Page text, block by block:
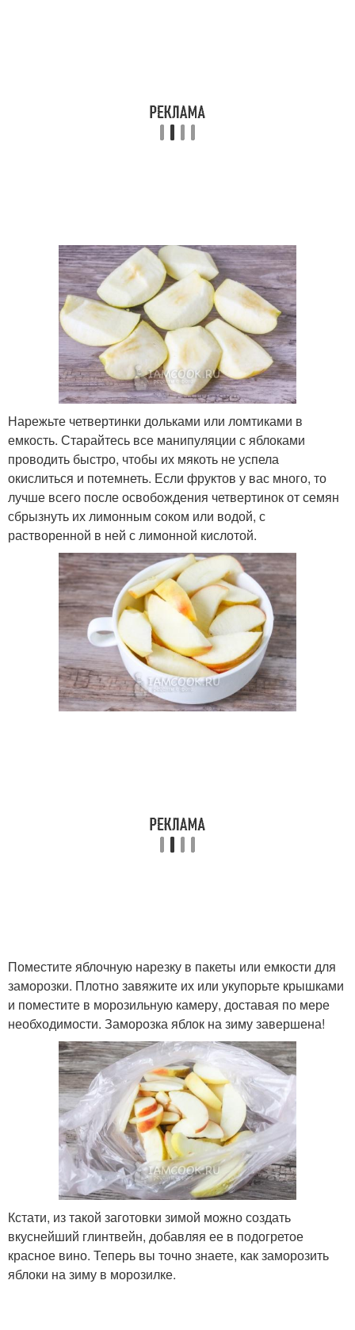
Нарежьте четвертинки дольками или ломтиками в
емкость. Старайтесь все манипуляции с яблоками
проводить быстро, чтобы их мякоть не успела
окислиться и потемнеть. Если фруктов у вас много, то
лучше всего после освобождения четвертинок от семян
сбрызнуть их лимонным соком или водой, с
растворенной в ней с лимонной кислотой.
Поместите яблочную нарезку в пакеты или емкости для
заморозки. Плотно завяжите их или укупорьте крышками
и поместите в морозильную камеру, доставая по мере
необходимости. Заморозка яблок на зиму завершена!
Кстати, из такой заготовки зимой можно создать
вкуснейший глинтвейн, добавляя ее в подогретое
красное вино. Теперь вы точно знаете, как заморозить
яблоки на зиму в морозилке.